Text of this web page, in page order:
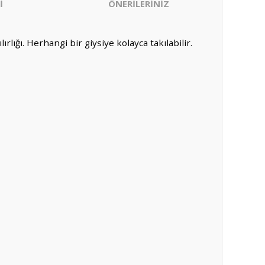
ÖNERİLERİNİZ
Herhangi bir giysiye kolayca takılabilir.